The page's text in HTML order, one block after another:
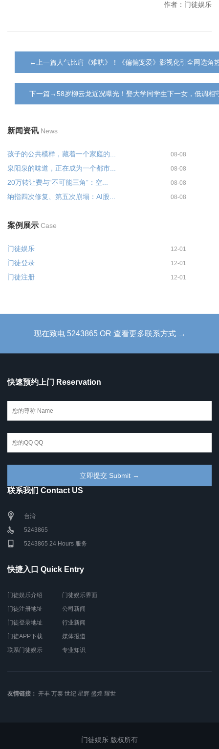
作者：门徒娱乐
←上一篇人气比肩《难哄》！《偏偏宠爱》影视化引全网选角
下一篇→58岁柳云龙近况曝光！娶大学同学生下一女，低调相
新闻资讯 News
孩子的公共模样，藏着一个家庭的... 08-08
泉阳泉的味道，正在成为一个都市... 08-08
20万转让费与“不可能三角”：空... 08-08
纳指四次修复、第五次崩塌：AI股... 08-08
案例展示 Case
门徒娱乐 12-01
门徒登录 12-01
门徒注册 12-01
现在致电 5243865 OR 查看更多联系方式 →
快速预约上门 Reservation
联系我们 Contact US
台湾
5243865
5243865 24 Hours 服务
快捷入口 Quick Entry
门徒娱乐介绍
门徒注册地址
门徒登录地址
门徒APP下载
联系门徒娱乐
门徒娱乐界面
公司新闻
行业新闻
媒体报道
专业知识
友情链接： 开丰 万泰 世纪 星辉 盛煌 耀世
门徒娱乐 版权所有